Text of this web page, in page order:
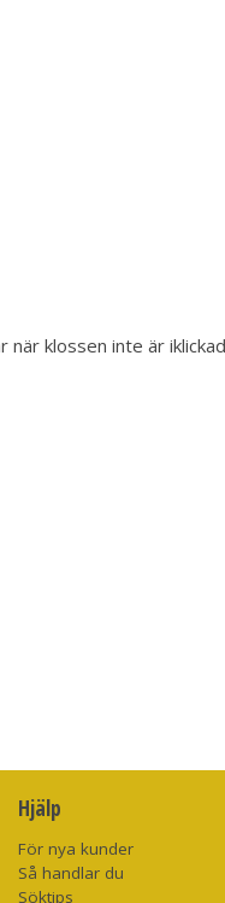
klossen inte är
Hjälp
För nya kunder
Så handlar du
Söktips